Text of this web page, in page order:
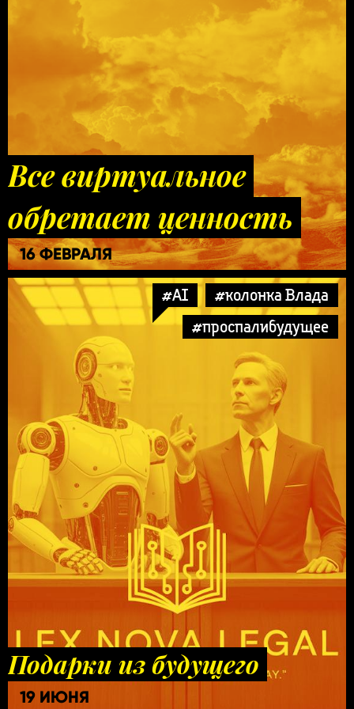
Все виртуальное
обретает ценность
16 ФЕВРАЛЯ
#AI
#колонка Влада
#проспалибудущее
Подарки из будущего
19 ИЮНЯ